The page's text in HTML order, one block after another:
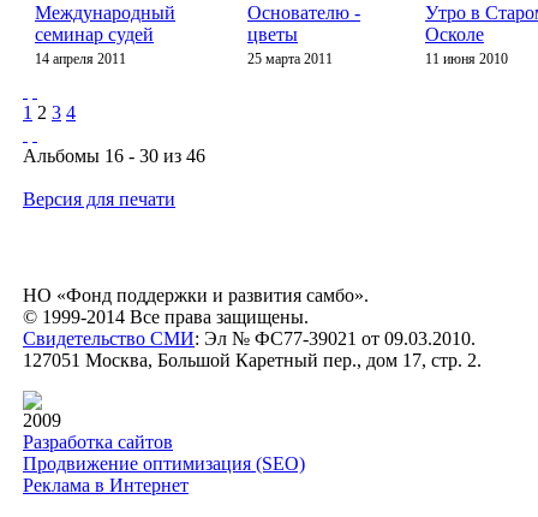
Международный
семинар судей
14 апреля 2011
Основателю -
цветы
25 марта 2011
Утро в
Осколе
11 июня 2010
1 2 3 4
Альбомы 16 - 30 из 46
Версия для печати
НО «Фонд поддержки и развития самбо».
© 1999-2014 Все права защищены.
Свидетельство СМИ: Эл № ФС77-39021 от 09.03.2010.
127051 Москва, Большой Каретный пер., дом 17, стр. 2.
2009
Разработка сайтов
Продвижение оптимизация (SEO)
Реклама в Интернет